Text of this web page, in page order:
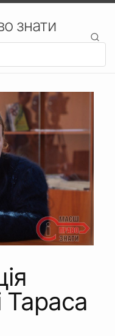
знати
Тараса